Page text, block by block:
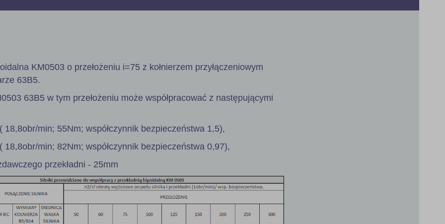
KM0503 o przełożeniu i=75 z kołnierzem przyłączeniowym
63B5.
63B5 w tym przełożeniu może współpracować z następującymi
18,8obr/min; 55Nm; współczynnik bezpieczeństwa 1,5),
18,8obr/min; 82Nm; współczynnik bezpieczeństwa 0,97),
przekładni - 25mm